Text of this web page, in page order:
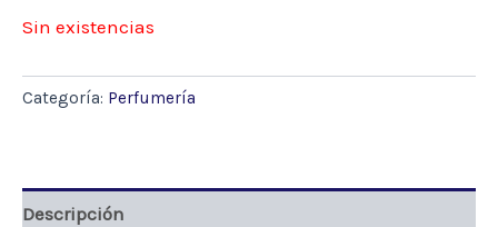
Sin existencias
Categoría: Perfumería
Descripción